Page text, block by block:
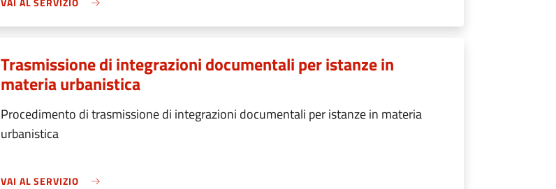
Trasmissione di integrazioni documentali per istanze in
materia urbanistica
Procedimento di trasmissione di integrazioni documentali per istanze in materia
urbanistica
VAI AL SERVIZIO